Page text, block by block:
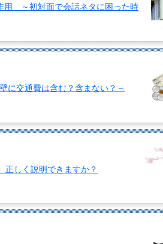
用 ～初対面で会話ネタに困った時
に交通費は含む？含まない？～
正しく説明できますか？